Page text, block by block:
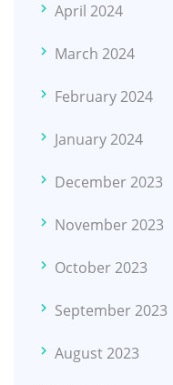
April 2024
March 2024
February 2024
January 2024
December 2023
November 2023
October 2023
September 2023
August 2023